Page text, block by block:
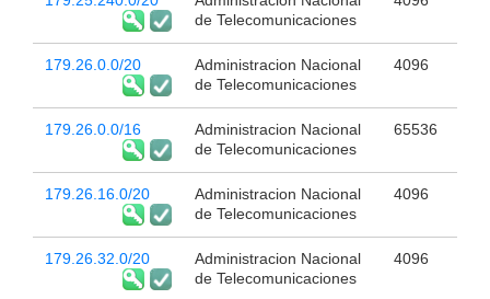
de Telecomunicaciones
179.26.0.0/20
Administracion Nacional
de Telecomunicaciones
4096
179.26.0.0/16
Administracion Nacional
de Telecomunicaciones
65536
179.26.16.0/20
Administracion Nacional
de Telecomunicaciones
4096
179.26.32.0/20
Administracion Nacional
de Telecomunicaciones
4096